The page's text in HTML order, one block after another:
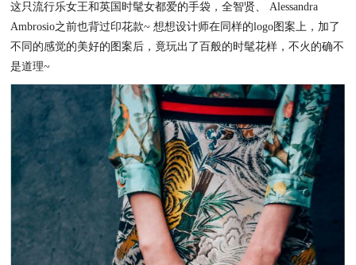
这只流行乐女王和英国时髦女都爱的手袋，全智贤、
Alessandra
Ambrosio之前也背过印花款~想想设计师在同样的logo图案上，加了
不同的感觉的美好的图案后， 竟玩出了百般的时髦花样，不火的确不
是道理~